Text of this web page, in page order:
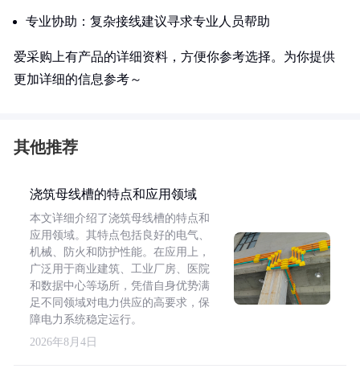
专业协助：复杂接线建议寻求专业人员帮助
爱采购上有产品的详细资料，方便你参考选择。为你提供
更加详细的信息参考～
其他推荐
浇筑母线槽的特点和应用领域
本文详细介绍了浇筑母线槽的特点和
应用领域。其特点包括良好的电气、
机械、防火和防护性能。在应用上，
广泛用于商业建筑、工业厂房、医院
和数据中心等场所，凭借自身优势满
足不同领域对电力供应的高要求，保
障电力系统稳定运行。
2026年8月4日